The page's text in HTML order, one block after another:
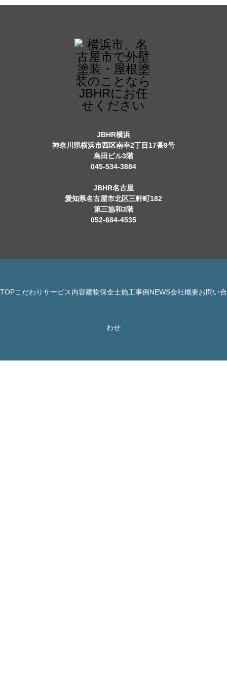
JBHR横浜
神奈川県横浜市西区南幸2丁目17番9号
島田ビル3階
045-534-3884
JBHR名古屋
愛知県名古屋市北区三軒町182
第三協和3階
052-684-4535
TOPこだわりサービス内容建物保全士施工事例 NEWS会社概要お問い合
わせ